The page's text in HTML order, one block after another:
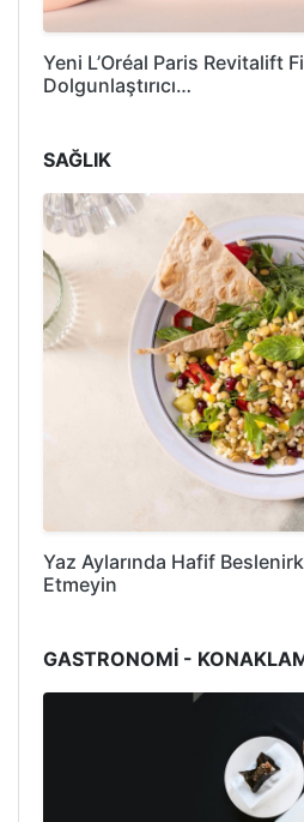
Yeni L’Oréal Paris Revitalift
Dolgunlaştırıcı…
SAĞLIK
Yaz Aylarında Hafif
Etmeyin
GASTRONOMİ -